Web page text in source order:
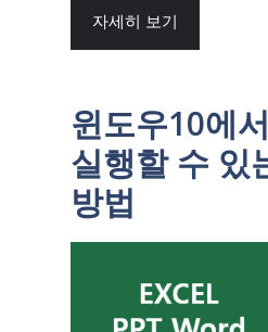
자세히 보기
윈도우10에
실행할 수 있
방법